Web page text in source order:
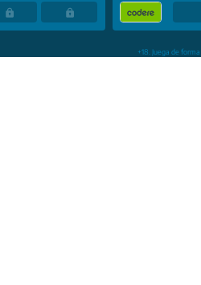
+18. Juega de